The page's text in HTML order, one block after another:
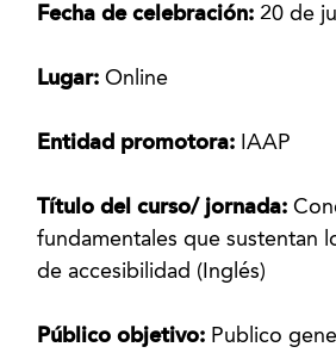
Fecha de celebración: 20 de
Lugar:Online
Entidad promotora: IAAP
Título del curso/ jornada:
fundamentales que sustentan
de accesibilidad (Inglés)
Público objetivo: Publico